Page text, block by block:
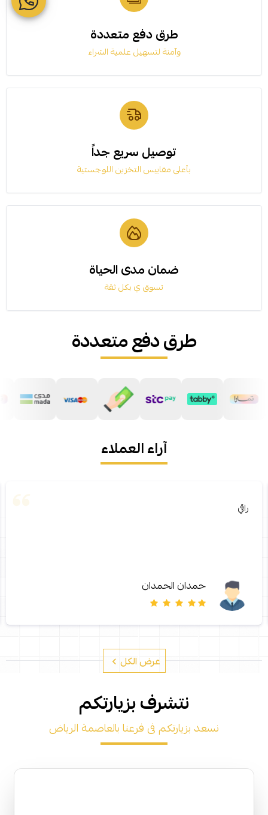
طرق دفع متعددة
وآمنة لتسهيل علمية الشراء
توصيل سريع جداً
بأعلى مقاييس التخزين اللوجستية
ضمان مدى الحياة
تسوق ي بكل ثقة
طرق دفع متعددة
آراء العملاء
راقي
حمدان الحمدان
عرض الكل
نتشرف بزيارتكم
نسعد بزيارتكم فى فرعنا بالعاصمة الرياض